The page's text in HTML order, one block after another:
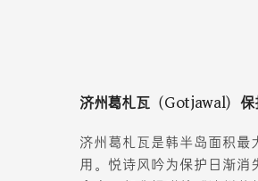
济州葛札瓦（Gotjawal）保
济州葛札瓦是韩半岛面积
用。悦诗风吟为保护日渐